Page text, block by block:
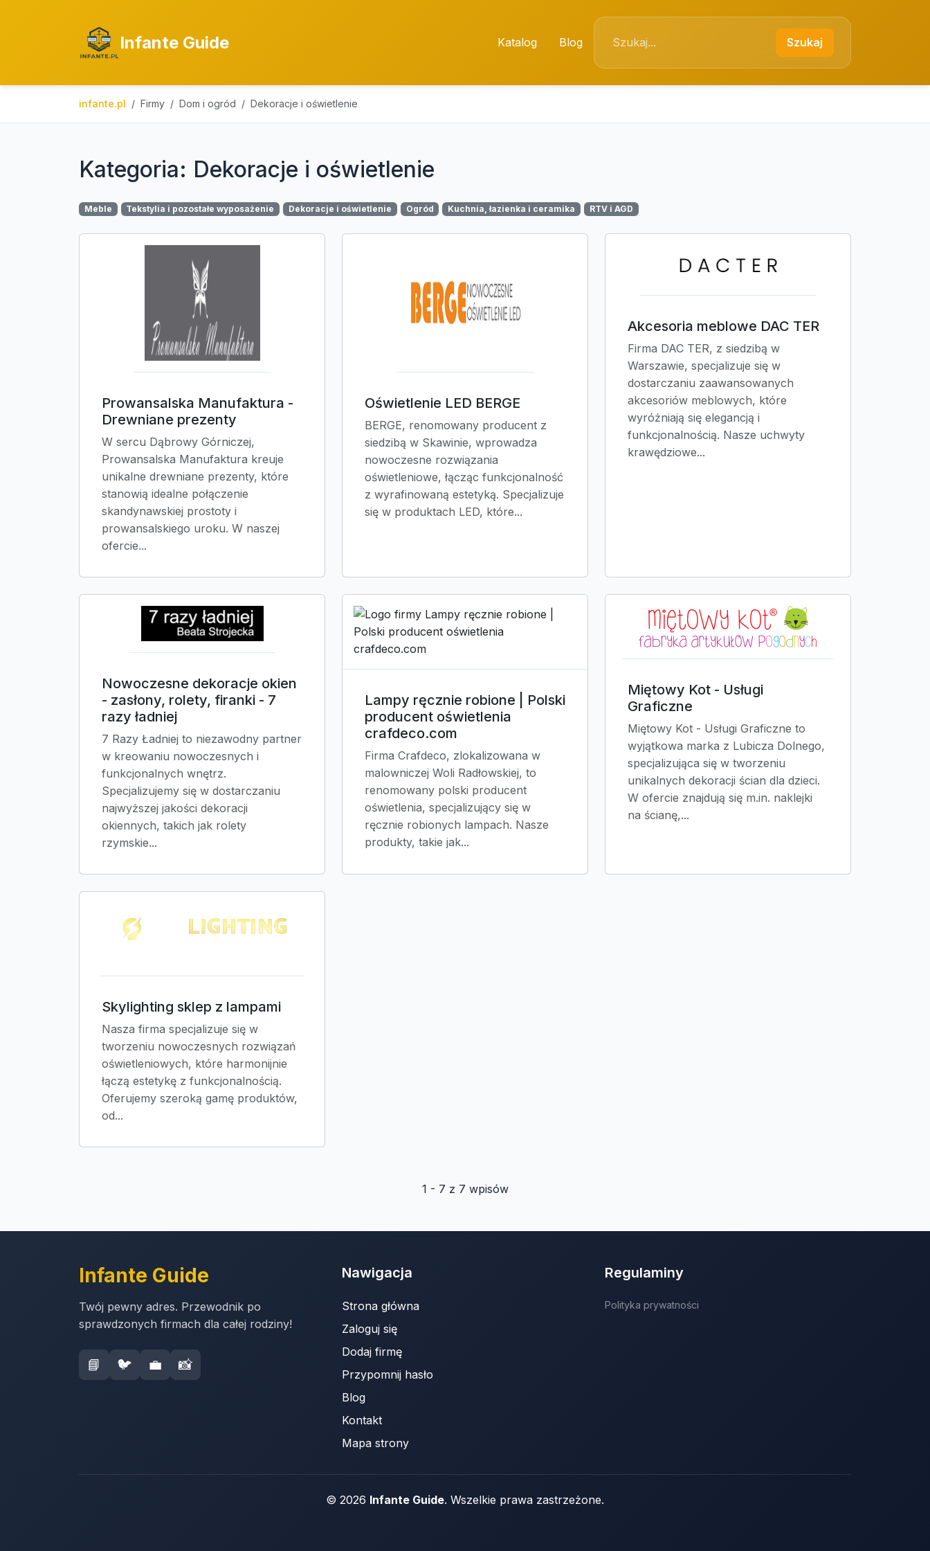
Infante Guide Katalog Blog Szukaj
infante.pl Firmy Dom i ogród Dekoracje i oświetlenie
Kategoria: Dekoracje i oświetlenie
Meble Tekstylia i pozostałe wyposażenie Dekoracje i oświetlenie Ogród Kuchnia, łazienka i ceramika RTV i AGD
Prowansalska Manufaktura -
Drewniane prezenty
W sercu Dąbrowy Górniczej,
Prowansalska Manufaktura kreuje
unikalne drewniane prezenty, które
stanowią idealne połączenie
skandynawskiej prostoty i
prowansalskiego uroku. W naszej
ofercie...
Oświetlenie LED BERGE
BERGE, renomowany producent z
siedzibą w Skawinie, wprowadza
nowoczesne rozwiązania
oświetleniowe, łącząc funkcjonalność
z wyrafinowaną estetyką. Specjalizuje
się w produktach LED, które...
Akcesoria meblowe DAC TER
Firma DAC TER, z siedzibą w
Warszawie, specjalizuje się w
dostarczaniu zaawansowanych
akcesoriów meblowych, które
wyróżniają się elegancją i
funkcjonalnością. Nasze uchwyty
krawędziowe...
Nowoczesne dekoracje okien
- zasłony, rolety, firanki - 7
razy ładniej
7 Razy Ładniej to niezawodny partner
w kreowaniu nowoczesnych i
funkcjonalnych wnętrz.
Specjalizujemy się w dostarczaniu
najwyższej jakości dekoracji
okiennych, takich jak rolety
rzymskie...
Lampy ręcznie robione | Polski
producent oświetlenia
crafdeco.com
Firma Crafdeco, zlokalizowana w
malowniczej Woli Radłowskiej, to
renomowany polski producent
oświetlenia, specjalizujący się w
ręcznie robionych lampach. Nasze
produkty, takie jak...
Miętowy Kot - Usługi
Graficzne
Miętowy Kot - Usługi Graficzne to
wyjątkowa marka z Lubicza Dolnego,
specjalizująca się w tworzeniu
unikalnych dekoracji ścian dla dzieci.
W ofercie znajdują się m.in. naklejki
na ścianę,...
Skylighting sklep z lampami
Nasza firma specjalizuje się w
tworzeniu nowoczesnych rozwiązań
oświetleniowych, które harmonijnie
łączą estetykę z funkcjonalnością.
Oferujemy szeroką gamę produktów,
od...
1 - 7 z 7 wpisów
Infante Guide
Twój pewny adres. Przewodnik po
sprawdzonych firmach dla całej rodziny!
📘 🐦 💼 📸
Nawigacja
Strona główna
Zaloguj się
Dodaj firmę
Przypomnij hasło
Blog
Kontakt
Mapa strony
Regulaminy
Polityka prywatności
© 2026 Infante Guide. Wszelkie prawa zastrzeżone.